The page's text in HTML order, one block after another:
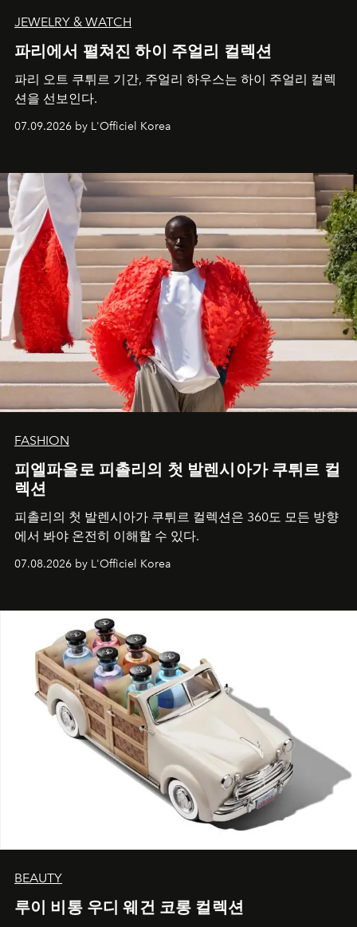
JEWELRY & WATCH
파리에서 펼쳐진 하이 주얼리 컬렉션
파리 오트 쿠튀르 기간, 주얼리 하우스는 하이 주얼리 컬렉
션을 선보인다.
07.09.2026 by L'Officiel Korea
FASHION
피엘파올로 피촐리의 첫 발렌시아가 쿠튀르 컬
렉션
피촐리의 첫 발렌시아가 쿠튀르 컬렉션은 360도 모든 방향
에서 봐야 온전히 이해할 수 있다.
07.08.2026 by L'Officiel Korea
BEAUTY
루이 비통 우디 웨건 코롱 컬렉션